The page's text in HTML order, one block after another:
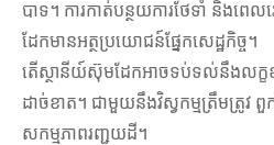
បាទ។ ការកាត់បន្ថយការថែទាំ និងពេ
ដែកមានអត្ថប្រយោជន៍ផ្នែកសេដ្ឋកិច្ច។
តើស្ថានីយ៍ស៊ុមដែកអាចទប់ទល់នឹងលក្ខខ
ដាច់ខាត។ ជាមួយនឹងវិស្វកម្មត្រឹមត្រូវ
សកម្មភាពរញ្ជួយដី។